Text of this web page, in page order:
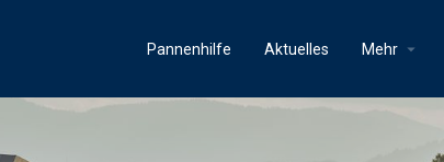
Pannenhilfe Aktuelles Mehr